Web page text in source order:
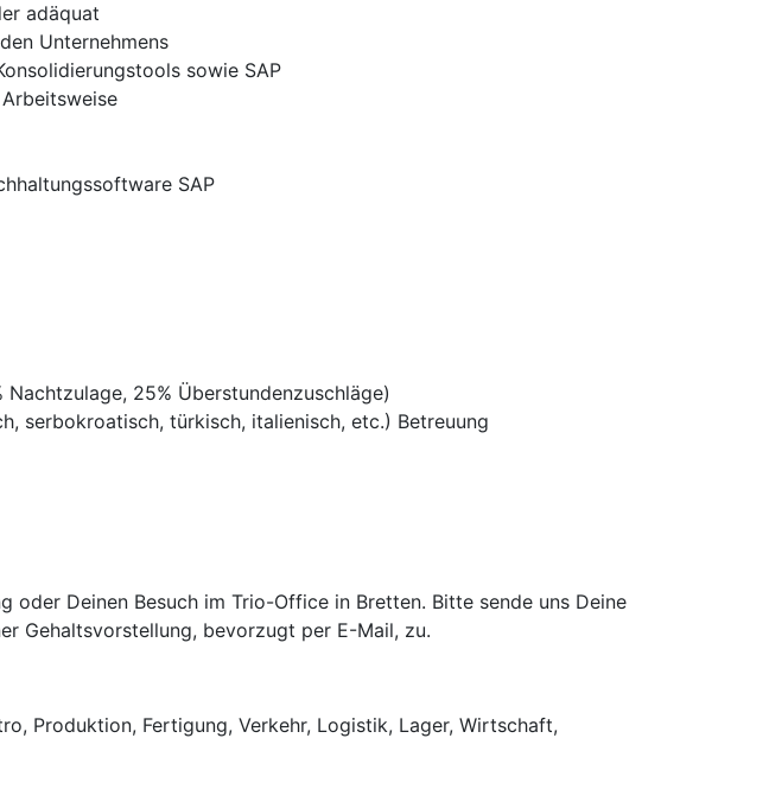
adäquat
Unternehmens
sowie SAP
SAP
25% Überstundenzuschläge)
serbokroatisch, türkisch, italienisch, etc.) Betreuung
oder Deinen Besuch im Trio-Office in Bretten. Bitte sende uns Deine
Gehaltsvorstellung, bevorzugt per E-Mail, zu.
Produktion, Fertigung, Verkehr, Logistik, Lager, Wirtschaft,